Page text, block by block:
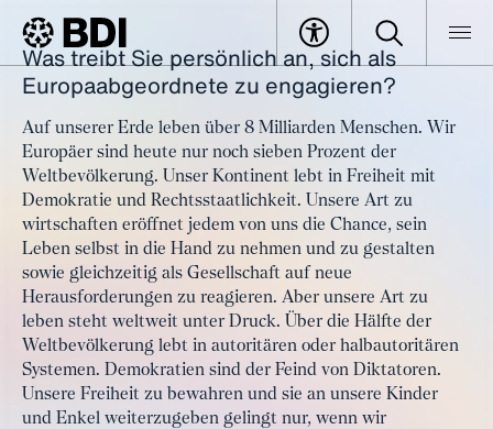
BDI Artikel
Artikel
Oliver Schenk, MdEP: "Wir
brauchen ein Umsteuern in der
Politik"
Was treibt Sie persönlich an, sich als
Europaabgeordnete zu engagieren?
Auf unserer Erde leben über 8 Milliarden Menschen. Wir
Europäer sind heute nur noch sieben Prozent der
Weltbevölkerung. Unser Kontinent lebt in Freiheit mit
Demokratie und Rechtsstaatlichkeit. Unsere Art zu
wirtschaften eröffnet jedem von uns die Chance, sein
Leben selbst in die Hand zu nehmen und zu gestalten
sowie gleichzeitig als Gesellschaft auf neue
Herausforderungen zu reagieren. Aber unsere Art zu
leben steht weltweit unter Druck. Über die Hälfte der
Weltbevölkerung lebt in autoritären oder halbautoritären
Systemen. Demokratien sind der Feind von Diktatoren.
Unsere Freiheit zu bewahren und sie an unsere Kinder
und Enkel weiterzugeben gelingt nur, wenn wir